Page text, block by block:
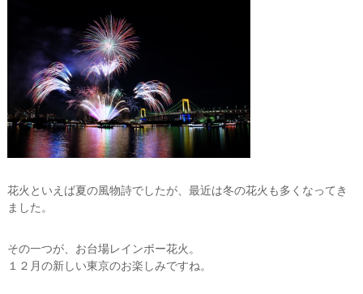
花火といえば夏の風物詩でしたが、最近は冬の花火も多くなってき
ました。
その一つが、お台場レインボー花火。
１２月の新しい東京のお楽しみですね。